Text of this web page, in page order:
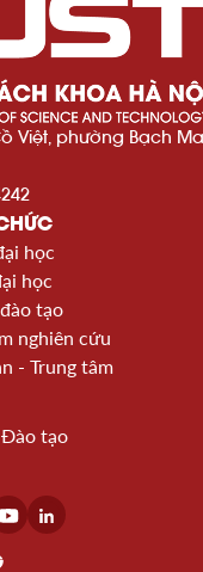
Việt, phường Bạch
học
học
tạo
nghiên cứu
- Trung tâm
Đào tạo